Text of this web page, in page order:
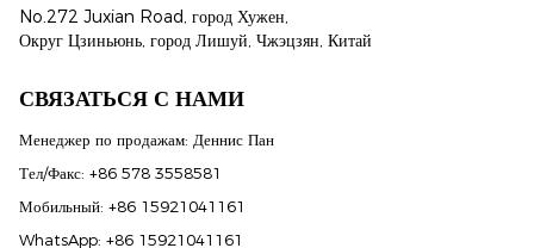
No.272 Juxian Road, город Хужен,
Округ Цзиньюнь, город Лишуй, Чжэцзян, Китай
СВЯЗАТЬСЯ С НАМИ
Менеджер по продажам: Деннис Пан
Тел/Факс: +86 578 3558581
Мобильный: +86 15921041161
WhatsApp: +86 15921041161